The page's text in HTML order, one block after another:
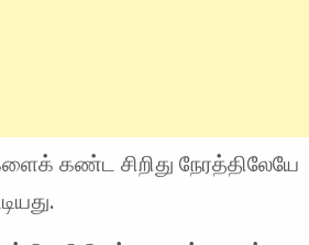
கண்ட சிறிது நேரத்திலேயே